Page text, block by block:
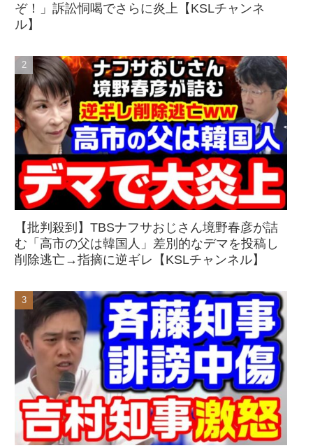
ぞ！」訴訟恫喝でさらに炎上【KSLチャンネ
ル】
【批判殺到】TBSナフサおじさん境野春彦が詰
む「高市の父は韓国人」差別的なデマを投稿し
削除逃亡→指摘に逆ギレ【KSLチャンネル】